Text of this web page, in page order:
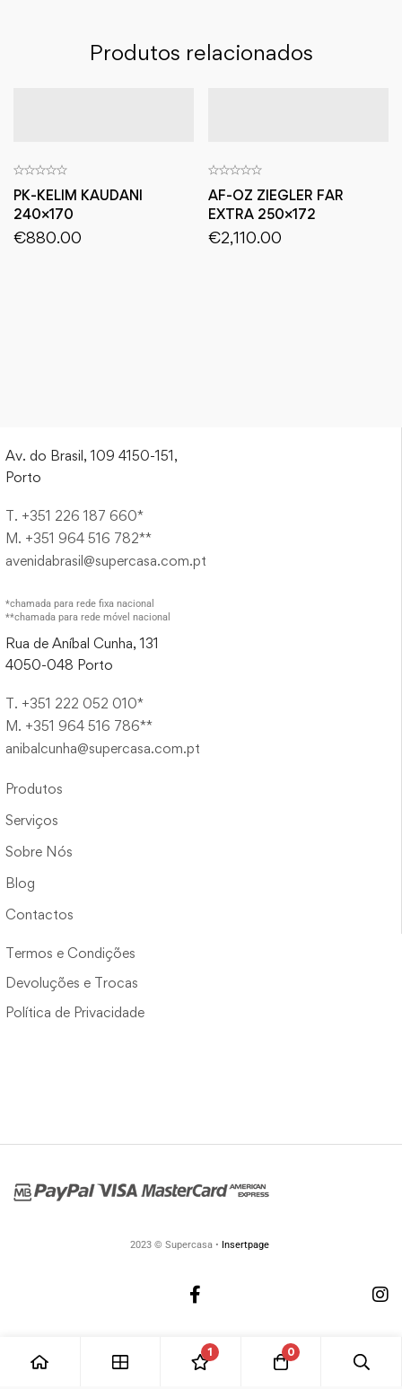
Produtos relacionados
PK-KELIM KAUDANI
240×170
€880.00
AF-OZ ZIEGLER FAR
EXTRA 250×172
€2,110.00
Av. do Brasil, 109 4150-151,
Porto
T. +351 226 187 660*
M. +351 964 516 782**
avenidabrasil@supercasa.com.pt
*chamada para rede fixa nacional
**chamada para rede móvel nacional
Rua de Aníbal Cunha, 131
4050-048 Porto
T. +351 222 052 010*
M. +351 964 516 786**
anibalcunha@supercasa.com.pt
Produtos
Serviços
Sobre Nós
Blog
Contactos
Termos e Condições
Devoluções e Trocas
Política de Privacidade
2023 © Supercasa • Insertpage
1 0